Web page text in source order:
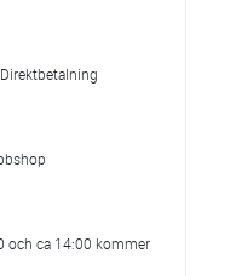
och ca 14:00 kommer